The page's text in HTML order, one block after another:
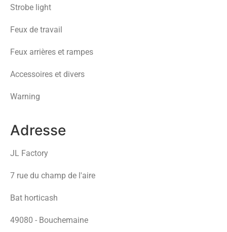
Strobe light
Feux de travail
Feux arrières et rampes
Accessoires et divers
Warning
Adresse
JL Factory
7 rue du champ de l'aire
Bat horticash
49080 - Bouchemaine